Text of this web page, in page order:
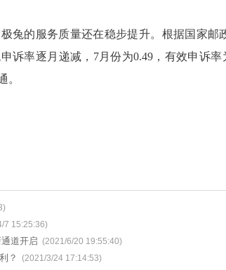
兔的服务质量还在稳步提升。根据国家邮
诉率逐月递减，7月份为0.49，有效申诉率
。
7 15:25:36)
道开启 (2021/6/20 19:55:40)
？ (2021/3/24 17:14:53)